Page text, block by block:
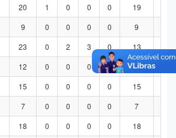
20 1 0 0 0 19
9 0 0 0 0 9
23 0 2 3 0 13
12 0 0 0 0 12
15 0 0 0 0 15
7 0 0 0 0 7
18 0 0 0 0 18